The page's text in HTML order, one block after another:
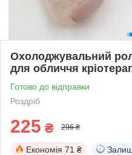
Охолоджувальний
для обличчя
Готово до відправки
Роздріб
225 ₴ 296 ₴
Економія 71 ₴